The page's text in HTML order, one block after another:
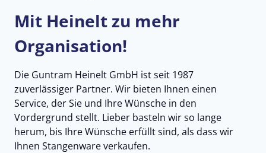
Mit Heinelt zu mehr
Organisation!
Die Guntram Heinelt GmbH ist seit 1987
zuverlässiger Partner. Wir bieten Ihnen einen
Service, der Sie und Ihre Wünsche in den
Vordergrund stellt. Lieber basteln wir so lange
herum, bis Ihre Wünsche erfüllt sind, als dass wir
Ihnen Stangenware verkaufen.